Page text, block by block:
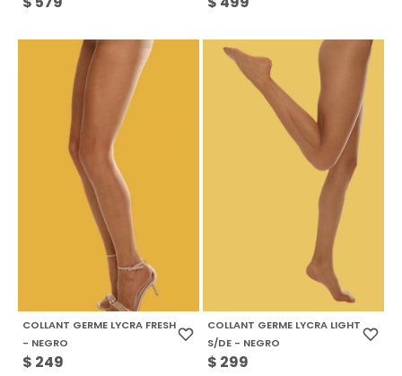
COLLANT GERME LYCRA FRESH
- NEGRO
$ 249
COLLANT GERME LYCRA LIGHT
S/DE - NEGRO
$ 299